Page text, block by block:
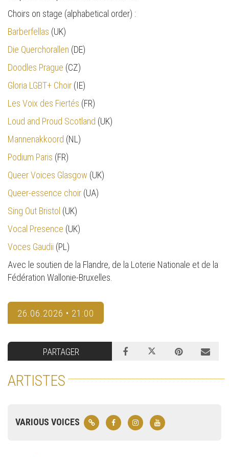
Choirs on stage (alphabetical order) :
Barberfellas (UK)
Die Querchorallen (DE)
Doodles Prague (CZ)
Gloria LGBT+ Choir (IE)
Les Voix des Fiertés (FR)
Loud and Proud Scotland (UK)
Mannenakkoord (NL)
Podium Paris (FR)
Queer Voices Glasgow (UK)
Queer-essence choir (UA)
Sing Out Bristol (UK)
Vocal Presence (UK)
Voces Gaudii (PL)
Avec le soutien de la Flandre, de la Loterie Nationale et de la
Fédération Wallonie-Bruxelles.
26.06.2026 • 21:00
PARTAGER
ARTISTES
VARIOUS VOICES